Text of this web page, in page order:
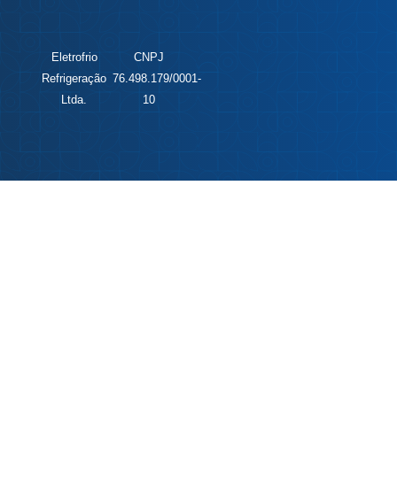
Eletrofrio
Refrigeração
Ltda.
CNPJ
76.498.179/0001-
10